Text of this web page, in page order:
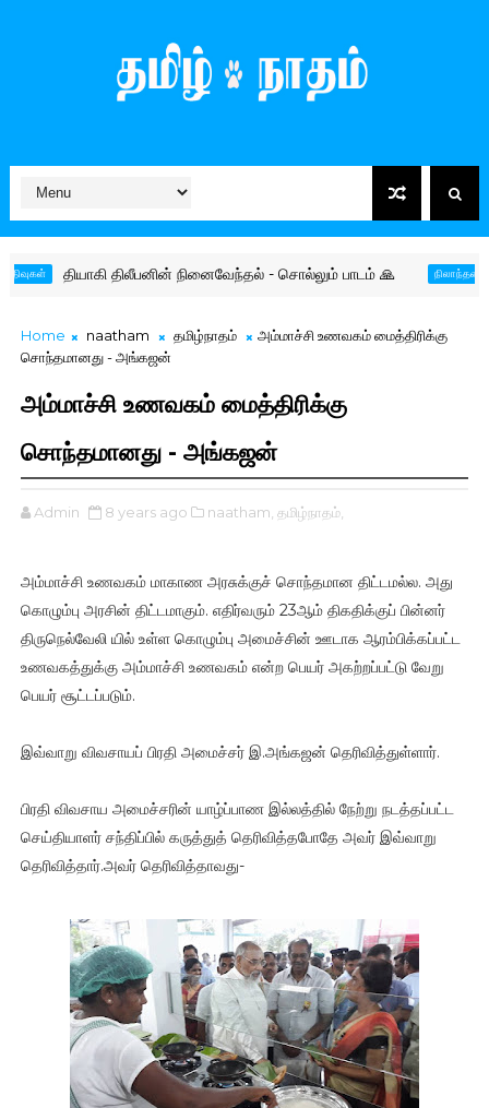
தியாகி திலீபனின் நினைவேந்தல் - சொல்லும் பாடம் 🙏 நிலாந்தன்
Home naatham தமிழ்நாதம்
அம்மாச்சி உணவகம் மைத்திரிக்கு
சொந்தமானது - அங்கஜன்
அம்மாச்சி உணவகம் மைத்திரிக்கு
சொந்தமானது - அங்கஜன்
Admin 8 years ago naatham, தமிழ்நாதம்,
அம்­மாச்சி உண­வ­கம் மாகாண அர­சுக்­குச் சொந்­த­மான திட்­ட­மல்ல. அது
கொழும்பு அர­சின் திட்­ட­மா­கும். எதிர்­வ­ரும் 23ஆம் திக­திக்­குப் பின்­னர்
திரு­நெல்­வே­லி­ யில் உள்ள கொழும்பு அமைச்­சின் ஊடாக ஆரம்­பிக்­கப்­பட்ட
உண­வ­கத்­துக்கு அம்­மாச்சி உண­வ­கம் என்ற பெயர் அகற்­றப்­பட்டு வேறு
பெயர் சூட்­டப்­ப­டும்.
இவ்­வாறு விவ­சா­யப் பிரதி அமைச்­சர் இ.அங்­க­ஜன் தெரி­வித்­துள்­ளார்.
பிரதி விவ­சாய அமைச்­ச­ரின் யாழ்ப்­பாண இல்­லத்­தில் நேற்று நடத்­தப்­பட்ட
செய்­தி­யா­ளர் சந்­திப்­பில் கருத்­துத் தெரி­வித்­த­போதே அவர் இவ்­வாறு
தெரி­வித்­தார்.அவர் தெரி­வித்­தா­வது-